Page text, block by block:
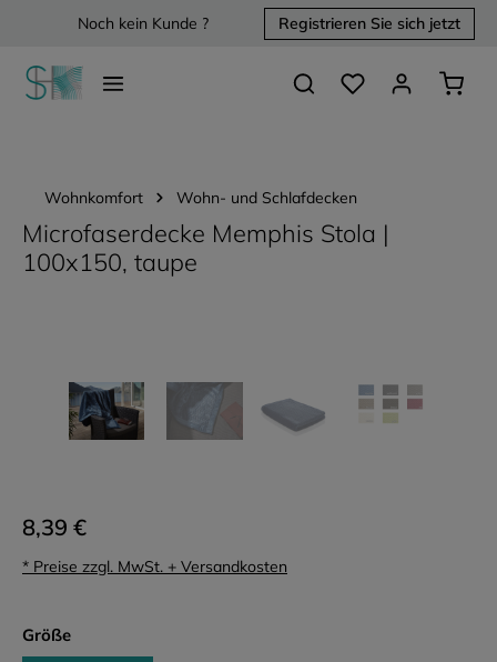
springenNoch kein Kunde ? Registrieren Sie sich jetzt
Du hast 0 Produkte
Wohnkomfort Wohn- und Schlafdecken
Microfaserdecke Memphis Stola |
100x150, taupe
8,39 €
* Preise zzgl. MwSt. + Versandkosten
Größeauswählen